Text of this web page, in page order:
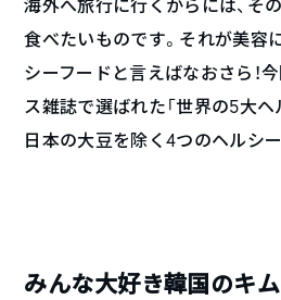
海外へ旅行に行くからには、そ
食べたいものです。それが美容
シーフードと言えばなおさら！
ス雑誌で選ばれた「世界の5大ヘ
日本の大豆を除く4つのヘルシ
みんな大好き韓国のキム